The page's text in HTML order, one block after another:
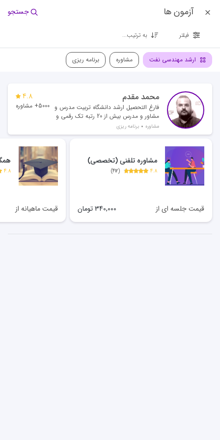
آزمون ها جستجو
فیلتر به ترتیب...
ارشد مهندسی نفت مشاوره برنامه ریزی
محمد مقدم
فارغ التحصیل ارشد دانشگاه تربیت مدرس و
مشاور و مدرس بیش از 20 رتبه تک رقمی و
بیش از 500 رتبه دو رقمی
مشاوره برنامه ریزی
4.8
5000+ مشاوره
مشاوره تلفنی (تخصصی)
4.8
(
412
)
قیمت جلسه ای از 340,000تومان
4.8
قیمت ماهیانه از